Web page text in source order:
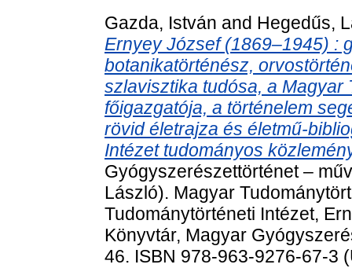
Gazda, István and Hegedűs,
Ernyey József (1869–1945) :
botanikatörténész,
szlavisztika tudósa, a Magyar
főigazgatója, a történelem
rövid életrajza és életmű-
Intézet tudományos
Gyógyszerészettörténet –
László). Magyar
Tudománytörténeti Intézet,
Könyvtár, Magyar
46. ISBN 978-963-9276-67-3